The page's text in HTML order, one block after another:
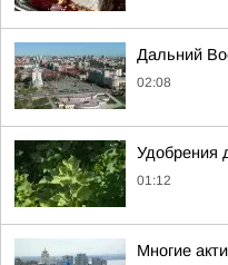
Дальний
02:08
Удобрения
01:12
Многие